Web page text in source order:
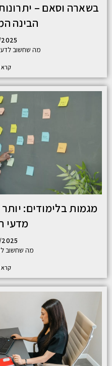
בשארה וסאם –
הבינה
מה שחשוב
קרא
מגמות בלימודים:
מדעי
מה שחשוב
קרא